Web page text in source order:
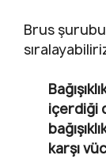
Brus
içerdiği
karşı